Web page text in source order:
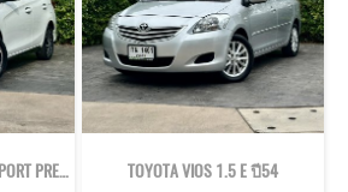
TOYOTA YARIS ATIV 1.2 SPORT PREMIUM ปี64 TOYOTA VIOS 1.5 E ปี54